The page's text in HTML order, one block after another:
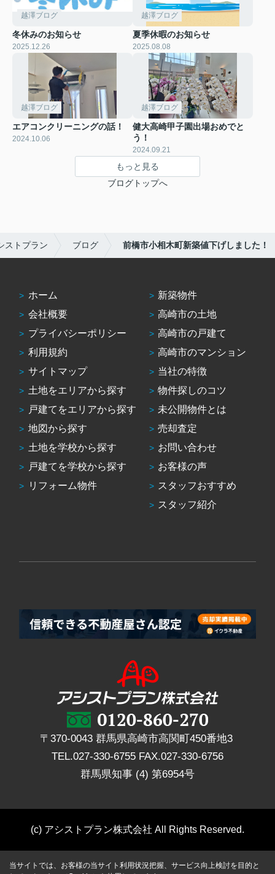
越澤ブログ
冬休みのお知らせ
2025.12.26
越澤ブログ
夏季休暇のお知らせ
2025.08.08
越澤ブログ
エアコンクリーニングの話！
2024.10.06
越澤ブログ
健大高崎甲子園出場おめでと
う！
2024.09.21
もっと見る
ブログトップへ
ストプラン ブログ 前橋市小相木町新築値下げしました！
ホーム
会社概要
プライバシーポリシー
利用規約
サイトマップ
土地をエリアから探す
戸建てをエリアから探す
地図から探す
土地を学校から探す
戸建てを学校から探す
リフォーム物件
新築物件
高崎市の土地
高崎市の戸建て
高崎市のマンション
当社の特徴
物件探しのコツ
未公開物件とは
売却査定
お問い合わせ
お客様の声
スタッフおすすめ
スタッフ紹介
〒370-0043 群馬県高崎市高関町450番地3
TEL.027-330-6755 FAX.027-330-6756
群馬県知事 (4) 第6954号
(c) アシストプラン株式会社 All Rights Reserved.
当サイトでは、お客様の当サイト利用状況把握、サービス向上検討を目的と